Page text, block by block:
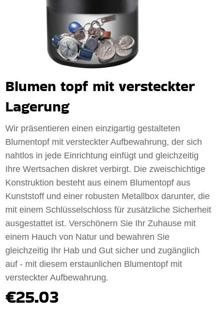
Blumen topf mit versteckter
Lagerung
Wir präsentieren einen einzigartig gestalteten
Blumentopf mit versteckter Aufbewahrung, der sich
nahtlos in jede Einrichtung einfügt und gleichzeitig
Ihre Wertsachen diskret verbirgt. Die zweischichtige
Konstruktion besteht aus einem Blumentopf aus
Kunststoff und einer robusten Metallbox darunter, die
mit einem Schlüsselschloss für zusätzliche Sicherheit
ausgestattet ist. Verschönern Sie Ihr Zuhause mit
einem Hauch von Natur und bewahren Sie
gleichzeitig Ihr Hab und Gut sicher und zugänglich
auf - mit diesem erstaunlichen Blumentopf mit
versteckter Aufbewahrung.
€25.03